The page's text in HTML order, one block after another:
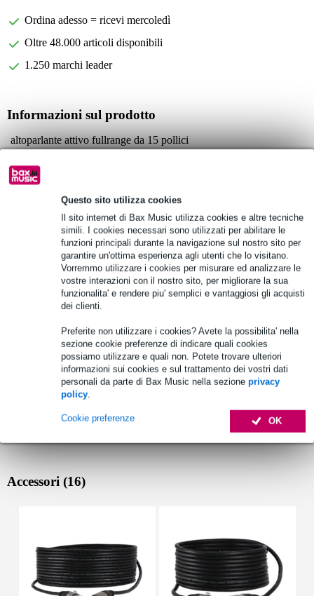
Questo sito utilizza cookies
Il sito internet di Bax Music utilizza cookies e altre tecniche
simili. I cookies necessari sono utilizzati per abilitare le
funzioni principali durante la navigazione sul nostro sito per
garantire un'ottima esperienza agli utenti che lo visitano.
Vorremmo utilizzare i cookies per misurare ed analizzare le
vostre interazioni con il nostro sito, per migliorare la sua
funzionalita' e rendere piu' semplici e vantaggiosi gli acquisti
dei clienti.
Preferite non utilizzare i cookies? Avete la possibilita' nella
sezione cookie preferenze di indicare quali cookies
possiamo utilizzare e quali non. Potete trovare ulteriori
informazioni sui cookies e sul trattamento dei vostri dati
personali da parte di Bax Music nella sezione privacy
policy.
OK
Cookie preferenze
Ordina adesso = ricevi mercoledì
Oltre 48.000 articoli disponibili
1.250 marchi leader
Informazioni sul prodotto
altoparlante attivo fullrange da 15 pollici
ingresso stereo RCA (1)
Jack combo XLR/TRS (2)
Uscita XLR (1)
copertura (nominale -6 dB) H: 90 gradi
Specifiche complete
Vedi anche (1)
Accessori (16)